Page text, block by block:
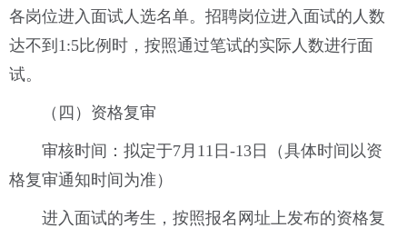
各岗位进入面试人选名单。招聘岗位进入面试的人数
达不到1:5比例时，按照通过笔试的实际人数进行面
试。
（四）资格复审
审核时间：拟定于7月11日-13日（具体时间以资
格复审通知时间为准）
进入面试的考生，按照报名网址上发布的资格复